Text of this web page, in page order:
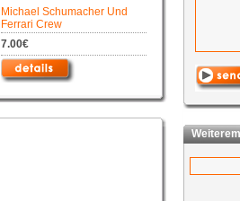
Michael Schumacher Und
Ferrari Crew
7.00€